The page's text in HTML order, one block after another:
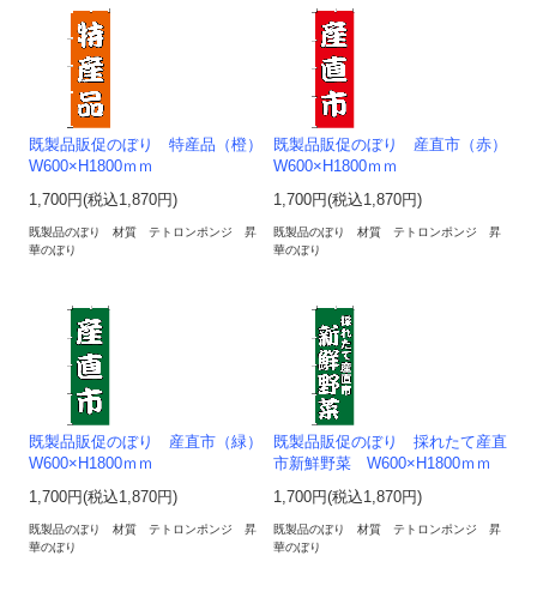
既製品販促のぼり 特産品（橙）
W600×H1800ｍｍ
1,700円(税込1,870円)
既製品のぼり 材質 テトロンポンジ 昇
華のぼり
既製品販促のぼり 産直市（赤）
W600×H1800ｍｍ
1,700円(税込1,870円)
既製品のぼり 材質 テトロンポンジ 昇
華のぼり
既製品販促のぼり 産直市（緑）
W600×H1800ｍｍ
1,700円(税込1,870円)
既製品のぼり 材質 テトロンポンジ 昇
華のぼり
既製品販促のぼり 採れたて産直
市新鮮野菜 W600×H1800ｍｍ
1,700円(税込1,870円)
既製品のぼり 材質 テトロンポンジ 昇
華のぼり